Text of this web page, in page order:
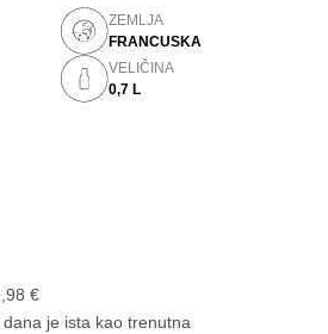
ZEMLJA
FRANCUSKA
VELIČINA
0,7 L
€
je ista kao trenutna